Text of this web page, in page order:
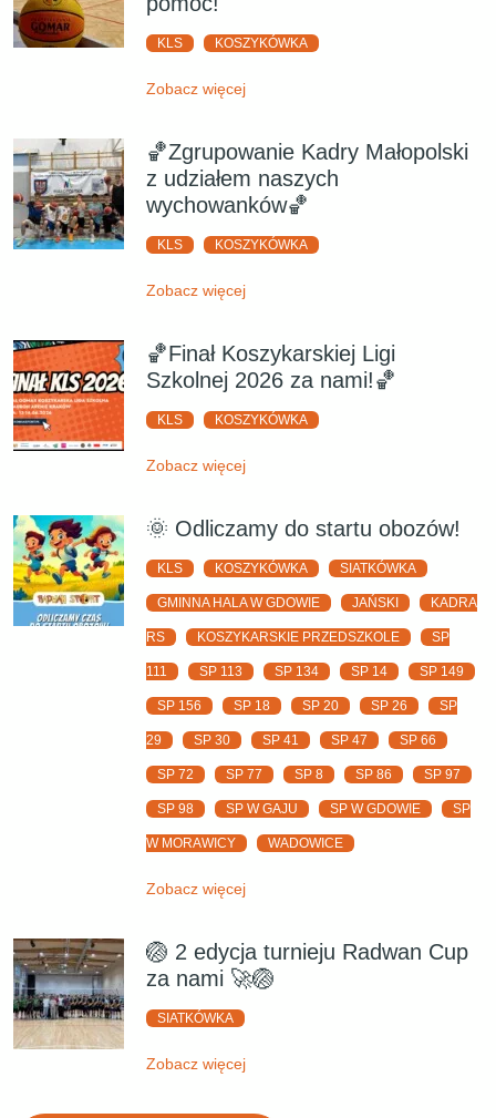
KLS KOSZYKÓWKA
Zobacz więcej
🏀Zgrupowanie Kadry Małopolski
z udziałem naszych
wychowanków🏀
KLS KOSZYKÓWKA
Zobacz więcej
🏀Finał Koszykarskiej Ligi
Szkolnej 2026 za nami!🏀
KLS KOSZYKÓWKA
Zobacz więcej
🌞 Odliczamy do startu obozów!
KLS KOSZYKÓWKA SIATKÓWKA
GMINNA HALA W GDOWIE JAŃSKI KADRA
RS KOSZYKARSKIE PRZEDSZKOLE SP
111 SP 113 SP 134 SP 14 SP 149
SP 156 SP 18 SP 20 SP 26 SP
29 SP 30 SP 41 SP 47 SP 66
SP 72 SP 77 SP 8 SP 86 SP 97
SP 98 SP W GAJU SP W GDOWIE SP
W MORAWICY WADOWICE
Zobacz więcej
🏐 2 edycja turnieju Radwan Cup
za nami 🚀🏐
SIATKÓWKA
Zobacz więcej